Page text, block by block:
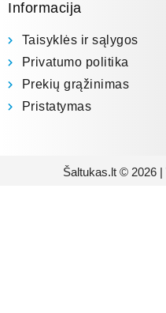
Informacija
Taisyklės ir sąlygos
Privatumo politika
Prekių grąžinimas
Pristatymas
Šaltukas.lt © 2026